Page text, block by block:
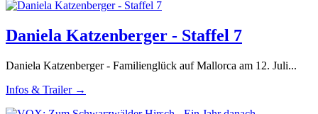
Daniela Katzenberger - Staffel 7
Daniela Katzenberger - Familienglück auf Mallorca am 12. Juli...
Infos & Trailer →